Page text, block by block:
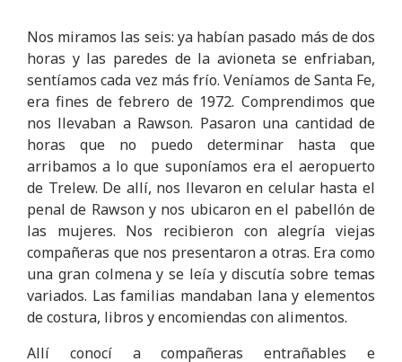
Nos miramos las seis: ya habían pasado más de dos
horas y las paredes de la avioneta se enfriaban,
sentíamos cada vez más frío. Veníamos de Santa Fe,
era fines de febrero de 1972. Comprendimos que
nos llevaban a Rawson. Pasaron una cantidad de
horas que no puedo determinar hasta que
arribamos a lo que suponíamos era el aeropuerto
de Trelew. De allí, nos llevaron en celular hasta el
penal de Rawson y nos ubicaron en el pabellón de
las mujeres. Nos recibieron con alegría viejas
compañeras que nos presentaron a otras. Era como
una gran colmena y se leía y discutía sobre temas
variados. Las familias mandaban lana y elementos
de costura, libros y encomiendas con alimentos.
Allí conocí a compañeras entrañables e